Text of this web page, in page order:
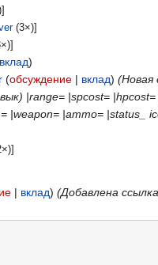
(3×)]
вклад
обсуждение вклад (Новая
|range= |spcost=
|weapon= |ammo=
вклад (Добавлена